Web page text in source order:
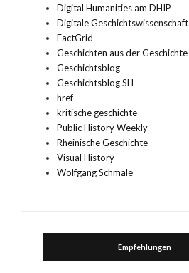
Digital Humanities am DHIP
Digitale Geschichtswissenschaft
FactGrid
Geschichten aus der Geschichte
Geschichtsblog
Geschichtsblog SH
href
kritische geschichte
Public History Weekly
Rheinische Geschichte
Visual History
Wolfgang Schmale
Empfehlungen